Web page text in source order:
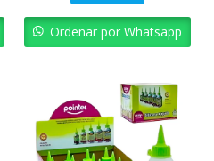
Ordenar por Whatsapp